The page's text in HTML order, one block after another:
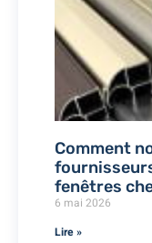
Comment
fenêtres
6 mai 2026
Lire »